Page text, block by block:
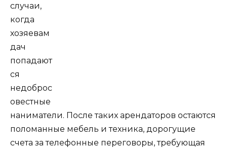
случаи,
когда
хозяевам
дач
попадают
ся
недоброс
овестные
наниматели. После таких арендаторов остаются
поломанные мебель и техника, дорогущие
счета за телефонные переговоры, требующая